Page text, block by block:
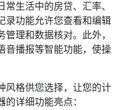
生活中的房贷、汇率、
录功能允许您查看和编辑
理和数据核对。此外，
音播报等智能功能，使操
风格供您选择，让您的计
详细功能亮点：